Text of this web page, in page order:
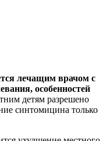
лечащим врачом с
особенностей
детям разрешено
синтомицина только